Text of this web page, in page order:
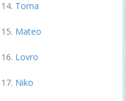
Toma
Mateo
Lovro
Niko